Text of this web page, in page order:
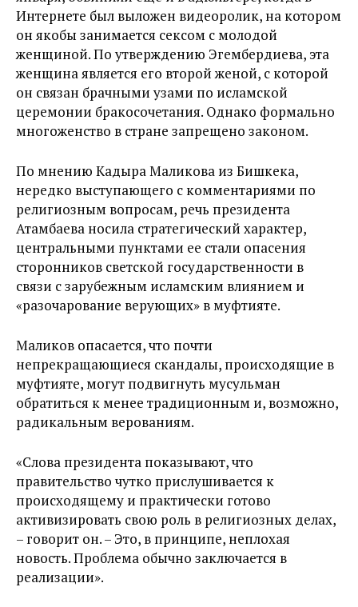
Интернете был выложен видеоролик, на котором
он якобы занимается сексом с молодой
женщиной. По утверждению Эгембердиева, эта
женщина является его второй женой, с которой
он связан брачными узами по исламской
церемонии бракосочетания. Однако формально
многоженство в стране запрещено законом.
По мнению Кадыра Маликова из Бишкека,
нередко выступающего с комментариями по
религиозным вопросам, речь президента
Атамбаева носила стратегический характер,
центральными пунктами ее стали опасения
сторонников светской государственности в
связи с зарубежным исламским влиянием и
«разочарование верующих» в муфтияте.
Маликов опасается, что почти
непрекращающиеся скандалы, происходящие в
муфтияте, могут подвигнуть мусульман
обратиться к менее традиционным и, возможно,
радикальным верованиям.
«Слова президента показывают, что
правительство чутко прислушивается к
происходящему и практически готово
активизировать свою роль в религиозных делах,
– говорит он. – Это, в принципе, неплохая
новость. Проблема обычно заключается в
реализации».